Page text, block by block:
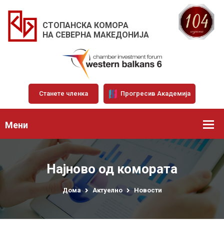
СТОПАНСКА КОМОРА
НА СЕВЕРНА МАКЕДОНИЈА
Станете членка Прогресив Академија
Мени
Најново од комората
Дома Актуелно Новости